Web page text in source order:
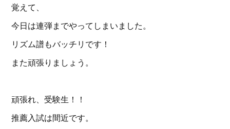
覚えて、
今日は連弾までやってしまいました。
リズム譜もバッチリです！
また頑張りましょう。
頑張れ、受験生！！
推薦入試は間近です。